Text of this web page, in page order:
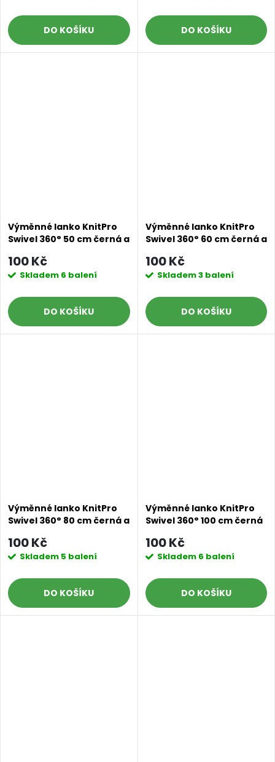
DO KOŠÍKU DO KOŠÍKU
Výměnné lanko KnitPro
Swivel 360° 50 cm černá a
100 Kč
Skladem 6 balení
DO KOŠÍKU
Výměnné lanko KnitPro
Swivel 360° 60 cm černá a
100 Kč
Skladem3 balení
DO KOŠÍKU
Výměnné lanko KnitPro
Swivel 360° 80 cm černá a
100 Kč
Skladem 5 balení
DO KOŠÍKU
Výměnné lanko KnitPro
Swivel 360° 100 cm černá
100 Kč
Skladem 6 balení
DO KOŠÍKU